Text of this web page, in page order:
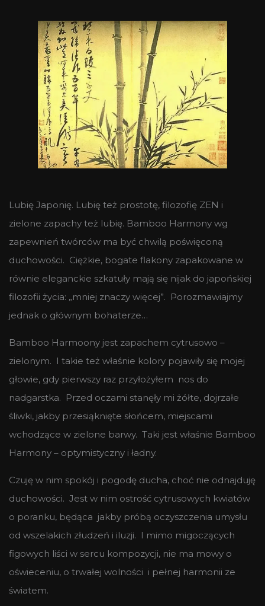
Lubię Japonię. Lubię też prostotę, filozofię ZEN i
zielone zapachy też lubię. Bamboo Harmony wg
zapewnień twórców ma być chwilą poświęconą
duchowości. Ciężkie, bogate flakony zapakowane w
równie eleganckie szkatuły mają się nijak do japońskiej
filozofii życia: „mniej znaczy więcej”. Porozmawiajmy
jednak o głównym bohaterze…
Bamboo Harmoony jest zapachem cytrusowo –
zielonym. I takie też właśnie kolory pojawiły się mojej
głowie, gdy pierwszy raz przyłożyłem nos do
nadgarstka. Przed oczami stanęły mi żółte, dojrzałe
śliwki, jakby przesiąknięte słońcem, miejscami
wchodzące w zielone barwy. Taki jest właśnie Bamboo
Harmony – optymistyczny i ładny.
Czuję w nim spokój i pogodę ducha, choć nie odnajduję
duchowości. Jest w nim ostrość cytrusowych kwiatów
o poranku, będąca jakby próbą oczyszczenia umysłu
od wszelakich złudzeń i iluzji. I mimo migoczących
figowych liści w sercu kompozycji, nie ma mowy o
oświeceniu, o trwałej wolności i pełnej harmonii ze
światem.